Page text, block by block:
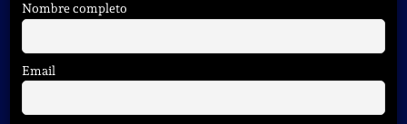
Nombre completo
Email